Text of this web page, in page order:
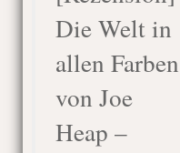
Die Welt in
allen Farben
von Joe
Heap –